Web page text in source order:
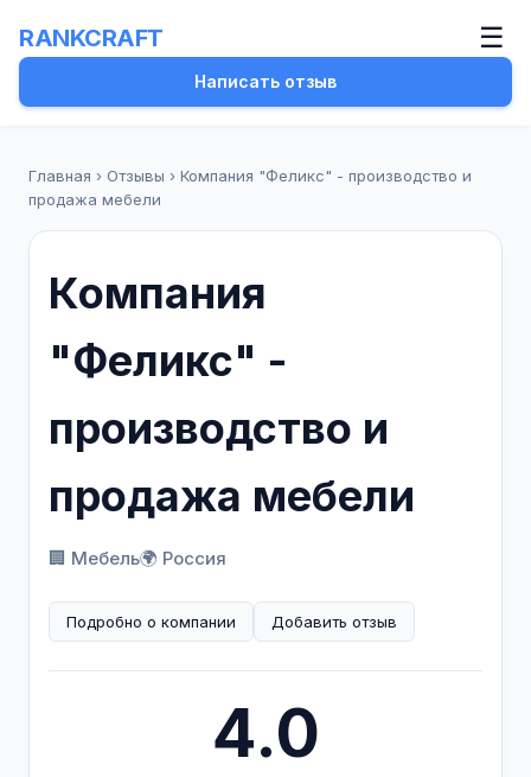
RANKCRAFT ☰
Написать отзыв
Главная › Отзывы › Компания "Феликс" - производство и
продажа мебели
Компания
"Феликс" -
производство и
продажа мебели
🏢 Мебель🌍 Россия
Подробно о компании Добавить отзыв
4.0